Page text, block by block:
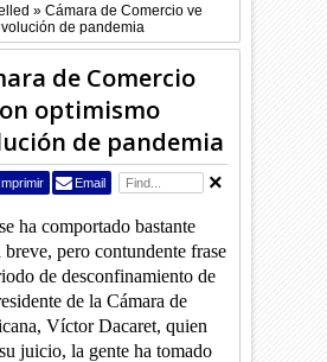
»Cámara de Comercio ve
de pandemia
de Comercio
optimismo
de pandemia
Imprimir Email
ha comportado bastante
breve, pero contundente frase
de desconfinamiento de
de la Cámara de
Víctor Dacaret, quien
juicio, la gente ha tomado